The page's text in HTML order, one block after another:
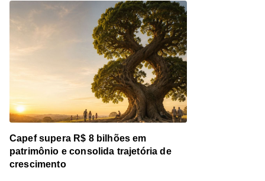
Capef supera R$ 8 bilhões em
patrimônio e consolida trajetória de
crescimento